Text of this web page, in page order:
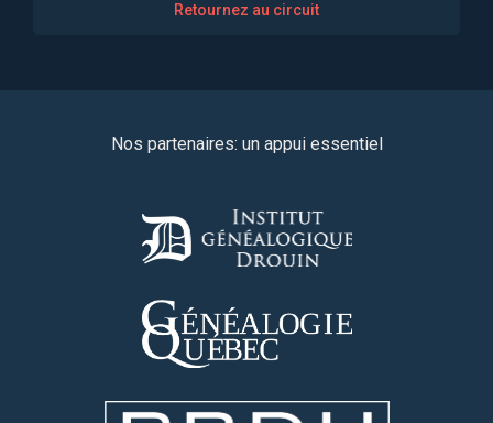
Retournez au circuit
Nos partenaires: un appui essentiel